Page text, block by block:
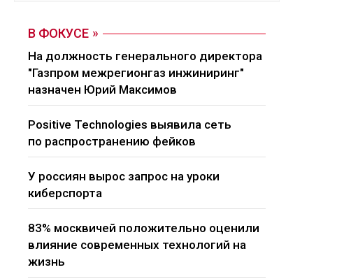
В ФОКУСЕ
На должность генерального директора
"Газпром межрегионгаз инжиниринг"
назначен Юрий Максимов
Positive Technologies выявила сеть
по распространению фейков
У россиян вырос запрос на уроки
киберспорта
83% москвичей положительно оценили
влияние современных технологий на
жизнь